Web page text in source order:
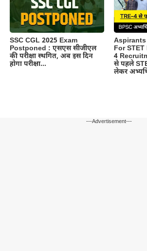
SSC CGL 2025 Exam
Postponed : एसएस सीजीएल
की परीक्षा स्थगित, अब इस दिन
होगा परीक्षा…
For
4
से पहले
लेकर
---Advertisement---